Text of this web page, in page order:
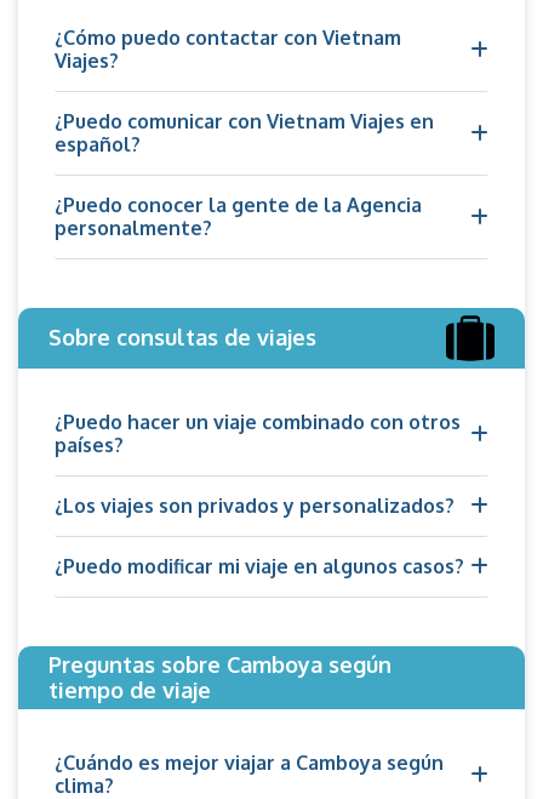
¿Cómo puedo contactar con Vietnam
Viajes?
¿Puedo comunicar con Vietnam Viajes en
español?
¿Puedo conocer la gente de la Agencia
personalmente?
Sobre consultas de viajes
¿Puedo hacer un viaje combinado con otros
países?
¿Los viajes son privados y personalizados?
¿Puedo modificar mi viaje en algunos casos?
Preguntas sobre Camboya según
tiempo de viaje
¿Cuándo es mejor viajar a Camboya según
clima?